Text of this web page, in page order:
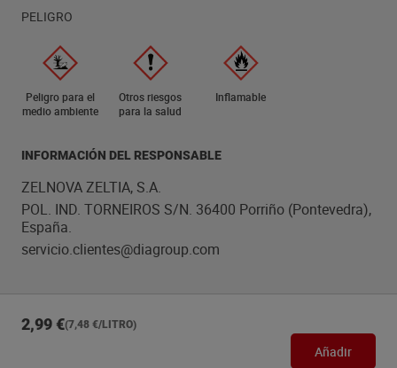
PELIGRO
Peligro para el
medio ambiente
Otros riesgos
para la salud
Inflamable
INFORMACIÓN DEL RESPONSABLE
ZELNOVA ZELTIA, S.A.
POL. IND. TORNEIROS S/N. 36400 Porriño (Pontevedra),
España.
servicio.clientes@diagroup.com
2,99 €(7,48 €/LITRO)
Añadir